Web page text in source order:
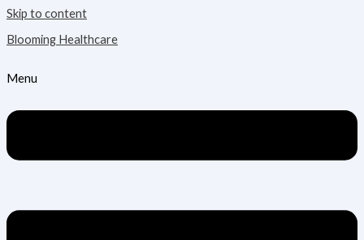
Skip to content
Blooming Healthcare
Menu